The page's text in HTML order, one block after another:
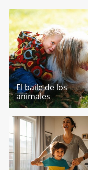
El baile de los
animales